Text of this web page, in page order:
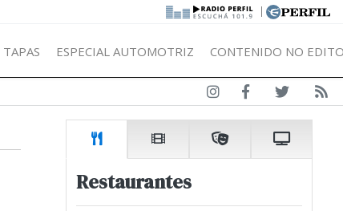
|
TAPAS ESPECIAL AUTOMOTRIZ CONTENIDO NO
Restaurantes